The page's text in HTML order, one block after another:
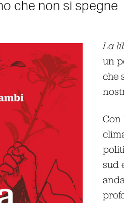
che non si spegne
La
un
che
Con
sud